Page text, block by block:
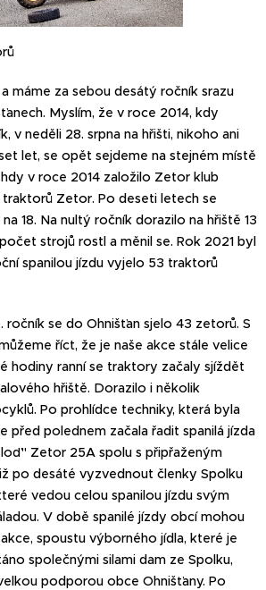
máme za sebou desátý ročník srazu
Myslím, že v roce 2014, kdy
v neděli 28. srpna na hřišti, nikoho ani
let, se opět sejdeme na stejném místě
v roce 2014 založilo Zetor klub
traktorů Zetor. Po deseti letech se
18. Na nultý ročník dorazilo na hřiště 13
strojů rostl a měnil se. Rok 2021 byl
spanilou jízdu vyjelo 53 traktorů
ročník se do Ohnišťan sjelo 43 zetorů. S
říct, že je naše akce stále velice
hodiny ranní se traktory začaly sjíždět
hřiště. Dorazilo i několik
Po prohlídce techniky, která byla
před polednem začala řadit spanilá jízda
Zetor 25A spolu s připřaženým
po desáté vyzvednout členky Spolku
vedou celou spanilou jízdu svým
V době spanilé jízdy obcí mohou
spoustu výborného jídla, které je
společnými silami dam ze Spolku,
podporou obce Ohnišťany. Po